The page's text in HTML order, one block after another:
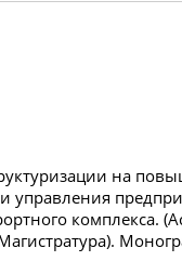
на
управления
комплекса.